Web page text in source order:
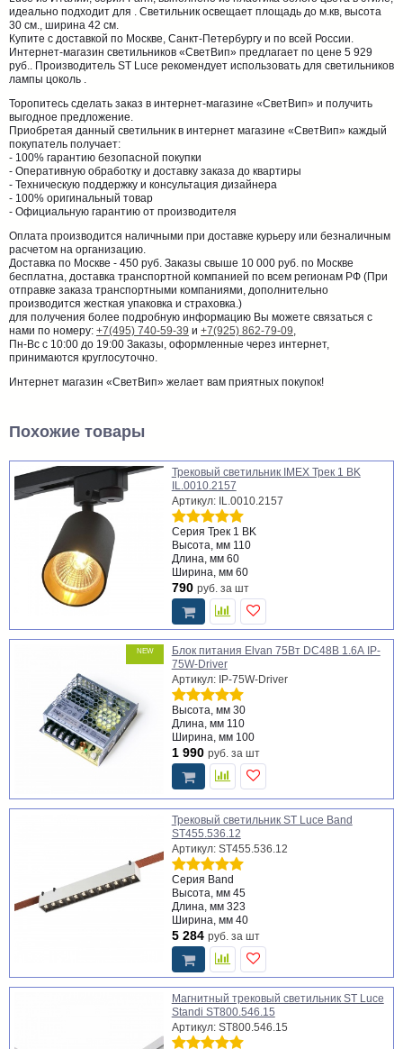
идеально подходит для . Светильник освещает площадь до м.кв, высота
30 см., ширина 42 см.
Купите с доставкой по Москве, Санкт-Петербургу и по всей России.
Интернет-магазин светильников «СветВип» предлагает по цене 5 929
руб.. Производитель ST Luce рекомендует использовать для светильников
лампы цоколь .
Торопитесь сделать заказ в интернет-магазине «СветВип» и получить
выгодное предложение.
Приобретая данный светильник в интернет магазине «СветВип» каждый
покупатель получает:
- 100% гарантию безопасной покупки
- Оперативную обработку и доставку заказа до квартиры
- Техническую поддержку и консультация дизайнера
- 100% оригинальный товар
- Официальную гарантию от производителя
Оплата производится наличными при доставке курьеру или безналичным
расчетом на организацию.
Доставка по Москве - 450 руб. Заказы свыше 10 000 руб. по Москве
бесплатна, доставка транспортной компанией по всем регионам РФ (При
отправке заказа транспортными компаниями, дополнительно
производится жесткая упаковка и страховка.)
для получения более подробную информацию Вы можете связаться с
нами по номеру: +7(495) 740-59-39 и +7(925) 862-79-09,
Пн-Вс с 10:00 до 19:00 Заказы, оформленные через интернет,
принимаются круглосуточно.
Интернет магазин «СветВип» желает вам приятных покупок!
Похожие товары
Трековый светильник IMEX Трек 1 BK
IL.0010.2157
Артикул: IL.0010.2157
Серия Трек 1 BK
Высота, мм 110
Длина, мм 60
Ширина, мм 60
790 руб. за шт
NEW
Блок питания Elvan 75Вт DC48В 1.6А IP-
75W-Driver
Артикул: IP-75W-Driver
Высота, мм 30
Длина, мм 110
Ширина, мм 100
1 990 руб. за шт
Трековый светильник ST Luce Band
ST455.536.12
Артикул: ST455.536.12
Серия Band
Высота, мм 45
Длина, мм 323
Ширина, мм 40
5 284 руб. за шт
Магнитный трековый светильник ST Luce
Standi ST800.546.15
Артикул: ST800.546.15